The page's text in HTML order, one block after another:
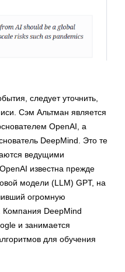
следует уточнить,
Сэм Альтман является
OpenAI, а
DeepMind. Это те
ведущими
известна прежде
модели (LLM) GPT, на
огромную
Компания DeepMind
и занимается
для обучения